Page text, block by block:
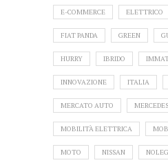
E-COMMERCE ELETTRICO
FIAT PANDA GREEN
HURRY IBRIDO
INNOVAZIONE ITALIA
MERCATO AUTO MERCEDES
MOBILITÀ ELETTRICA
MOTO NISSAN